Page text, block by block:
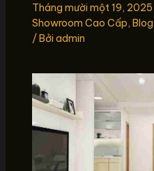
Tháng mười một 19, 2025
Showroom Cao Cấp, Blog
/ Bởi admin